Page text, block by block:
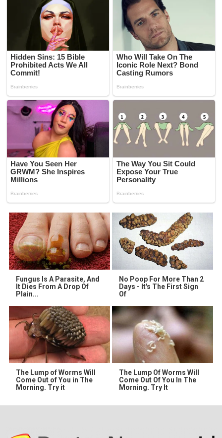
Fungus Is A Parasite, And
It Dies From A Drop Of
Plain...
No Poop For More Than 2
Days - It's The First Sign
Of
The Lump of Worms Will
Come Out of You in The
Morning. Try it
The Lump Of Worms Will
Come Out Of You In The
Morning. Try It